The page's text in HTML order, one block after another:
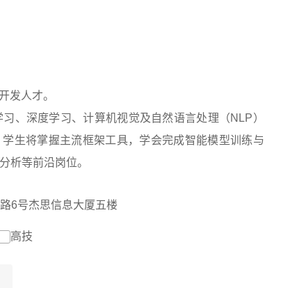
发人才。
、深度学习、计算机视觉及自然语言处理（NLP）
生将掌握主流框架工具，学会完成智能模型训练与
析等前沿岗位。
6号杰思信息大厦五楼
高技